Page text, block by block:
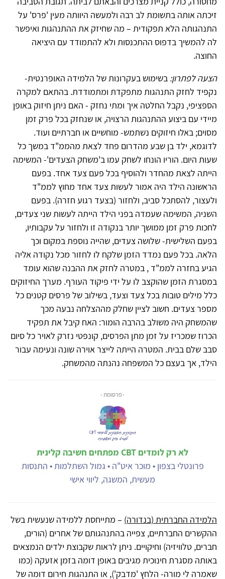
זיכתה אותה בתשומת לב רבה ולמעשה היוותה מעין 'פרס' על
התנהגותה הלא תפקודית – מה שחיזק את ההתנהגות ואיפשר
לה להמשיך בדפוס ההתכנסות ולא להתמודד עם היציאה
החוצה.
הצעה לפתרון: בשימוש בעקרונות של הלמידה האופרנטית-
נקפיד לחזק התנהגות מתפקדת ומתמודדת. בהתאם למקרה
הספציפי, נקבל החלטה איך ומתי נחזק - האם ניתן חיזוק באופן
מיידי עם ביצוע ההתנהגות הרצויה, או שנחזק בכל פרק זמן
מסוים; באלו חיזוקים נשתמש- מוחשיים או חברתיים ועוד.
לדוגמא, ילד בן שבע מהדרום פחד לצאת מהממ"ד במשך כל
שעות היום. הוריו הונחו לשחק עמו ב'משחק הצעדים'- המשימה
הייתה לצאת מהחדר ולהוסיף בכל פעם צעד אחד. בפעם
הראשונה הילד היה אמור לעשות צעד אחד מחוץ לממ"ד
ולעצור, להסתכל סביב, ולחזור (בצעד רגוע חזרה). בפעם
השניה, המשימה שעמדה בפני הילד הייתה לעשות שני צעדים,
לחכות פרק זמן ממושך יותר בנקודה זו ולחזור על עקבותיו,
בפעם השלישית- שלושה צעדים, שהייה נוספת במקום וכך
הלאה. בכל פעם נמדד הזמן שלקח לו לחזור מכל נקודה אליה
הגיע בחזרה לממ"ד , במטרה לחזק את ההבנה שהוא עומד
במסגרת הזמן שהוקצב לו על ידי פיקוד העורף. מערך החיזוקים
כלל מילים טובות בכל צעד וצעד, בשילוב של פרסים קטנים כל
מספר צעדים. חשוב לציין שחלק מההצלחה נבעה מכך
שהמשחק היה משולב בהרבה הומור: האח קיבל את תפקיד
הכרוז שמכריז על זמן מתן הפרסים, קונפטי נזרק לאויר כל סיום
סבב שלם בבית. המטרה הייתה לייצר אוירה שונה ונעימה עבור
הילד, אך בעצם כל המשפחה נהנתה מהמשחק.
- פרסומת -
לא רק לומדים CBT מפתחים חשיבה קלינית
פרונטלי בצפון • מוכר איט"ה • גמול השתלמות • התנסות
מעשית, המשגה, ליווי אישי
הלמידה החברתית (בנדורה) – מתייחסת ללמידה שנעשית בשל
ההקשרים החברתיים, צפייה בהתנהגותם של אחרים (הורים,
חברים, טלוויזיה) וחיקויים. ניתן לראות שקבוצת ילדים הנמצאים
באותה מסגרת חינוכית מגיבים באופן דומה בזמן אזעקה (כמו
שאמרה לי מורה- הלחץ 'מדבק'), או התנהגות חירום דומה של